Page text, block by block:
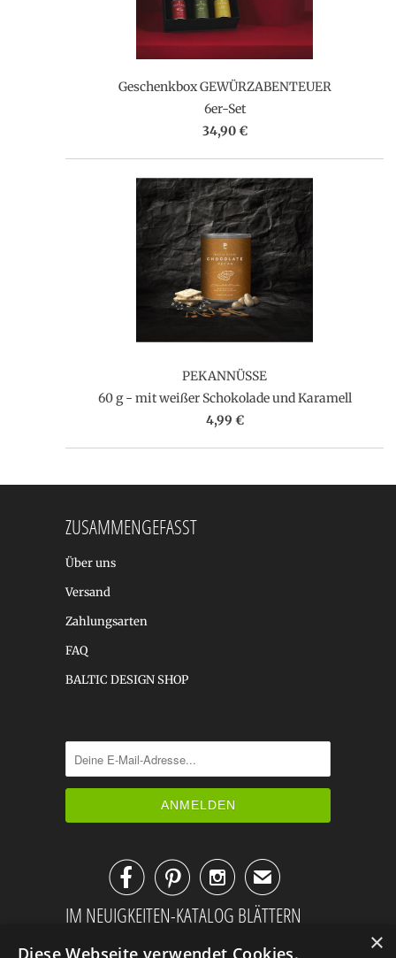
Geschenkbox GEWÜRZABENTEUER
6er-Set
34,90 €
PEKANNÜSSE
60 g - mit weißer Schokolade und Karamell
4,99 €
ZUSAMMENGEFASST
Über uns
Versand
Zahlungsarten
FAQ
BALTIC DESIGN SHOP
✉
IM NEUIGKEITEN-KATALOG BLÄTTERN
×
Diese Webseite verwendet Cookies.